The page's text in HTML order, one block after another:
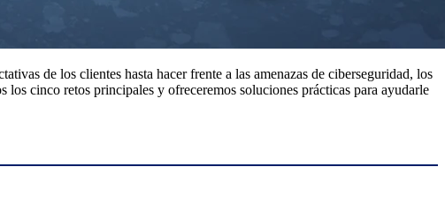
de los clientes hasta hacer frente a las amenazas de ciberseguridad, los
los cinco retos principales y ofreceremos soluciones prácticas para ayudarle